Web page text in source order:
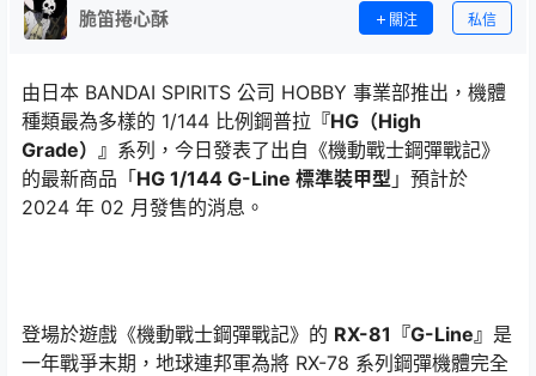
脆笛捲心酥 關注 私信
由日本 BANDAI SPIRITS 公司 HOBBY 事業部推出，機體
種類最為多樣的 1/144 比例鋼普拉 『HG（High
Grade）』 系列，今日發表了出自《機動戰士鋼彈戰記》
的最新商品「HG 1/144 G-Line 標準裝甲型 」預計於
2024 年 02 月發售的消息。
登場於遊戲《機動戰士鋼彈戰記》的 RX-81『G-Line』 是
一年戰爭末期，地球連邦軍為將 RX-78 系列鋼彈機體完全